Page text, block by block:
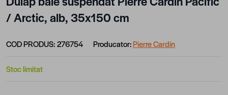
/ Arctic, alb, 35x150 cm
COD PRODUS:276754 Producator:Pierre Cardin
Stoc limitat